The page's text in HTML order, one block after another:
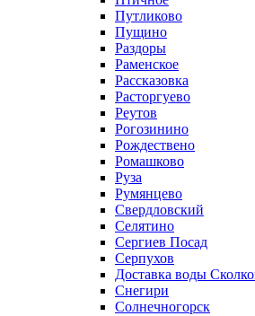
Путликово
Пущино
Раздоры
Раменское
Рассказовка
Расторгуево
Реутов
Рогозинино
Рождествено
Ромашково
Руза
Румянцево
Свердловский
Селятино
Сергиев Посад
Серпухов
Доставка воды
Снегири
Солнечногорск